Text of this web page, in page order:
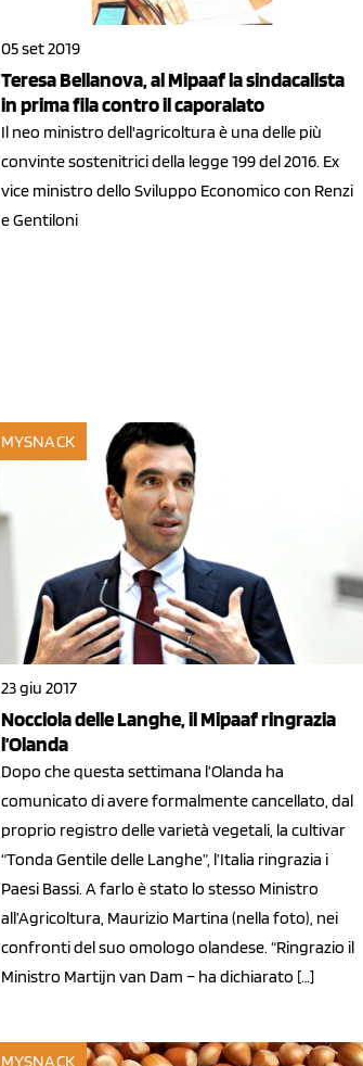
05 set 2019
Teresa Bellanova, al Mipaaf la sindacalista
in prima fila contro il caporalato
Il neo ministro dell'agricoltura è una delle più
convinte sostenitrici della legge 199 del 2016. Ex
vice ministro dello Sviluppo Economico con Renzi
e Gentiloni
MYSNACK
23 giu 2017
Nocciola delle Langhe, il Mipaaf ringrazia
l’Olanda
Dopo che questa settimana l’Olanda ha
comunicato di avere formalmente cancellato, dal
proprio registro delle varietà vegetali, la cultivar
“Tonda Gentile delle Langhe”, l’Italia ringrazia i
Paesi Bassi. A farlo è stato lo stesso Ministro
all’Agricoltura, Maurizio Martina (nella foto), nei
confronti del suo omologo olandese. “Ringrazio il
Ministro Martijn van Dam – ha dichiarato […]
MYSNACK